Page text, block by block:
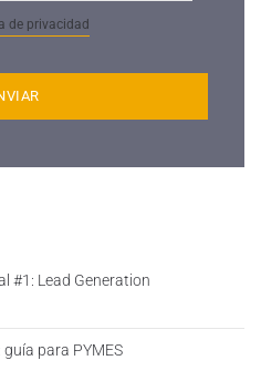
de privacidad
#1: Lead Generation
para PYMES